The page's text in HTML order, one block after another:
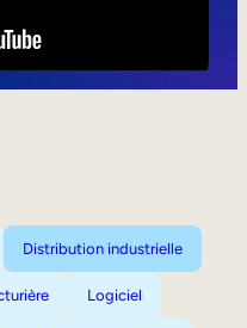
Distribution industrielle
Logiciel